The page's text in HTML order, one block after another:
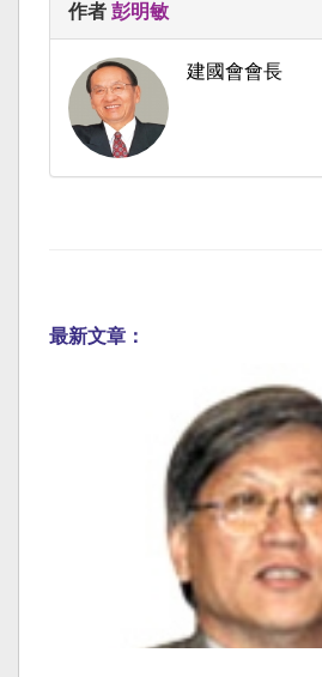
作者 彭明敏
建國會會長
最新文章：